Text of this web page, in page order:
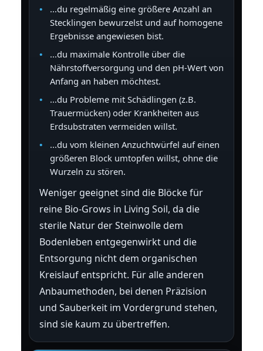
...du regelmäßig eine größere Anzahl an
Stecklingen bewurzelst und auf homogene
Ergebnisse angewiesen bist.
...du maximale Kontrolle über die
Nährstoffversorgung und den pH-Wert von
Anfang an haben möchtest.
...du Probleme mit Schädlingen (z.B.
Trauermücken) oder Krankheiten aus
Erdsubstraten vermeiden willst.
...du vom kleinen Anzuchtwürfel auf einen
größeren Block umtopfen willst, ohne die
Wurzeln zu stören.
Weniger geeignet sind die Blöcke für
reine Bio-Grows in Living Soil, da die
sterile Natur der Steinwolle dem
Bodenleben entgegenwirkt und die
Entsorgung nicht dem organischen
Kreislauf entspricht. Für alle anderen
Anbaumethoden, bei denen Präzision
und Sauberkeit im Vordergrund stehen,
sind sie kaum zu übertreffen.